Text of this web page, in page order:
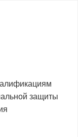
защиты